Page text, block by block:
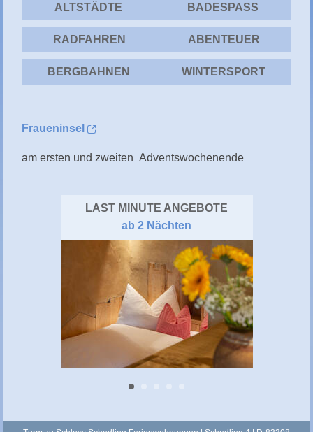
ALTSTÄDTE BADESPASS
RADFAHREN ABENTEUER
BERGBAHNEN WINTERSPORT
Fraueninsel
am ersten und zweiten Adventswochenende
LAST MINUTE ANGEBOTE
ab 2 Nächten